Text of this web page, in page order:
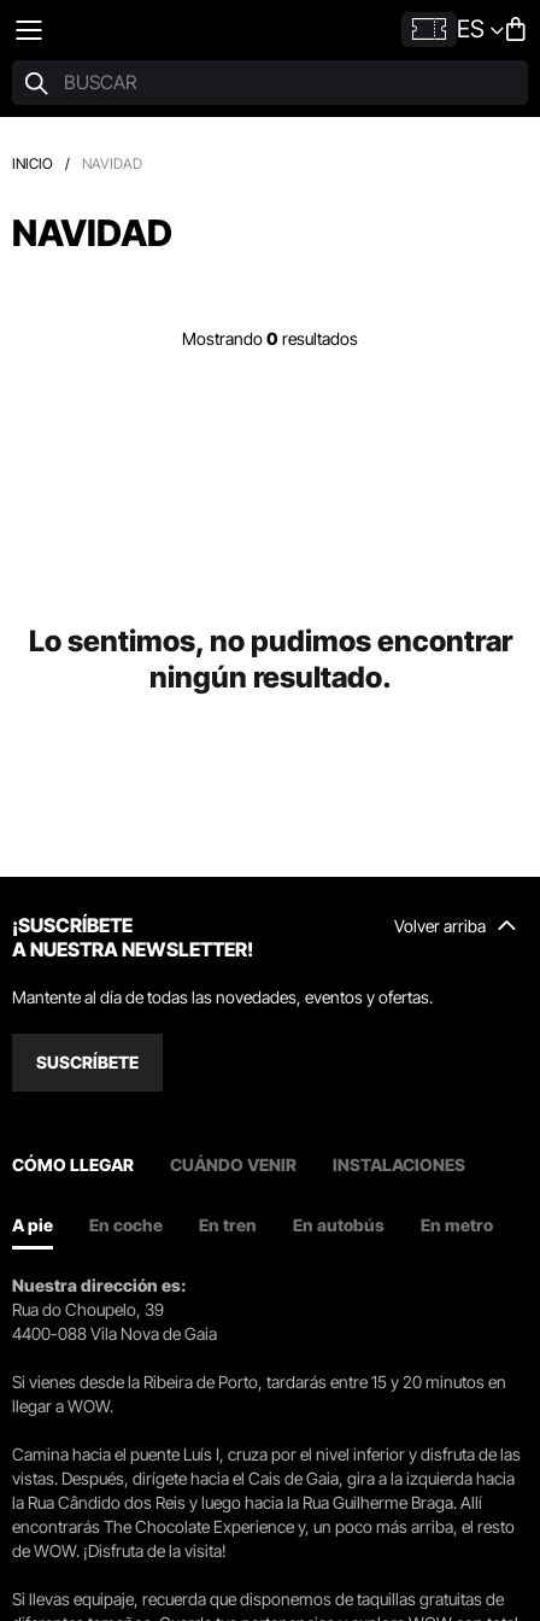
ES
INICIO / NAVIDAD
NAVIDAD
Mostrando0 resultados
Lo sentimos, no pudimos encontrar
ningún resultado.
Volver arriba
¡SUSCRÍBETE
A NUESTRA NEWSLETTER!
Mantente al día de todas las novedades, eventos y ofertas.
SUSCRÍBETE
CÓMO LLEGAR CUÁNDO VENIR INSTALACIONES
A pie En coche En tren En autobús En metro
Nuestra dirección es:
Rua do Choupelo, 39
4400-088 Vila Nova de Gaia
Si vienes desde la Ribeira de Porto, tardarás entre 15 y 20 minutos en
llegar a WOW.
Camina hacia el puente Luís I, cruza por el nivel inferior y disfruta de las
vistas. Después, dirígete hacia el Cais de Gaia, gira a la izquierda hacia
la Rua Cândido dos Reis y luego hacia la Rua Guilherme Braga. Allí
encontrarás The Chocolate Experience y, un poco más arriba, el resto
de WOW. ¡Disfruta de la visita!
Si llevas equipaje, recuerda que disponemos de taquillas gratuitas de